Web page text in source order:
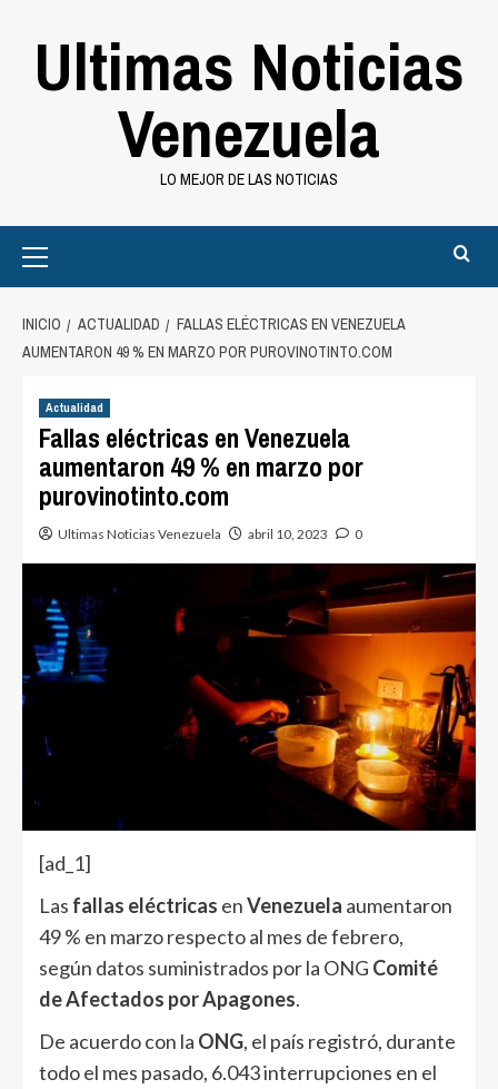
Ultimas Noticias
Venezuela
LO MEJOR DE LAS NOTICIAS
Menu
INICIO ACTUALIDAD
FALLAS ELÉCTRICAS EN VENEZUELA
AUMENTARON 49 % EN MARZO POR PUROVINOTINTO.COM
Actualidad
Fallas eléctricas en Venezuela
aumentaron 49 % en marzo por
purovinotinto.com
Ultimas Noticias Venezuela abril 10, 2023 0
[ad_1]
Las fallas eléctricas enVenezuela aumentaron
49 % en marzo respecto al mes de febrero,
según datos suministrados por la ONG Comité
de Afectados por Apagones.
De acuerdo con la ONG, el país registró, durante
todo el mes pasado, 6.043 interrupciones en el